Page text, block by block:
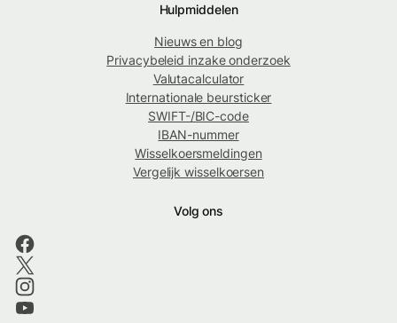
Hulpmiddelen
Nieuws en blog
Privacybeleid inzake onderzoek
Valutacalculator
Internationale beursticker
SWIFT-/BIC-code
IBAN-nummer
Wisselkoersmeldingen
Vergelijk wisselkoersen
Volg ons